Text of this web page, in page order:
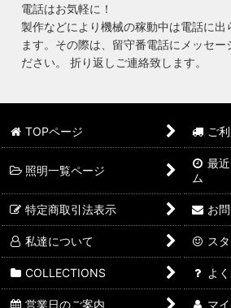
電話はお気軽に！
製作などにより機械の稼動中は電話に出
ます。その際は、留守番電話にメッセー
ださい。 折り返しご連絡致します。
TOPページ ご
照明一覧ページ
最
ム
特定商取引法表示 お
私達について ス
COLLECTIONS よ
営業日のご案内 マ